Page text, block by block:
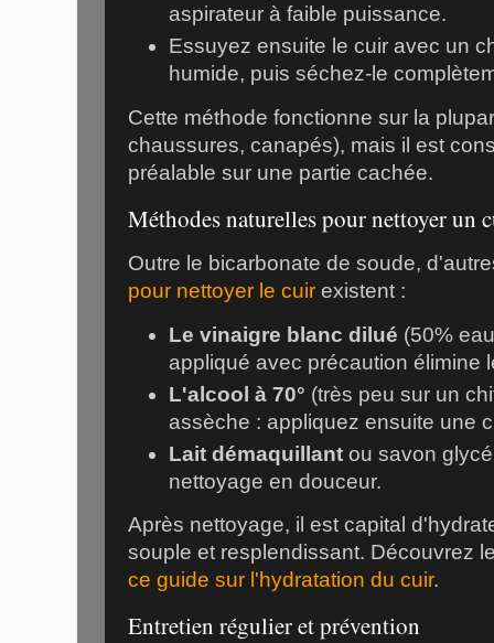
aspirateur à faible puissance.
Essuyez ensuite le cuir avec un
humide, puis séchez-le
Cette méthode fonctionne sur la
chaussures, canapés), mais il est
préalable sur une partie cachée.
Méthodes naturelles pour nettoyer un
Outre le bicarbonate de soude,
pour nettoyer le cuir existent :
Le vinaigre blanc dilué (50%
appliqué avec précaution élimine
L'alcool à 70° (très peu sur un
assèche : appliquez ensuite une
Lait démaquillant ou savon
nettoyage en douceur.
Après nettoyage, il est capital
souple et resplendissant. Découvrez
ce guide sur l'hydratation du cuir.
Entretien régulier et prévention